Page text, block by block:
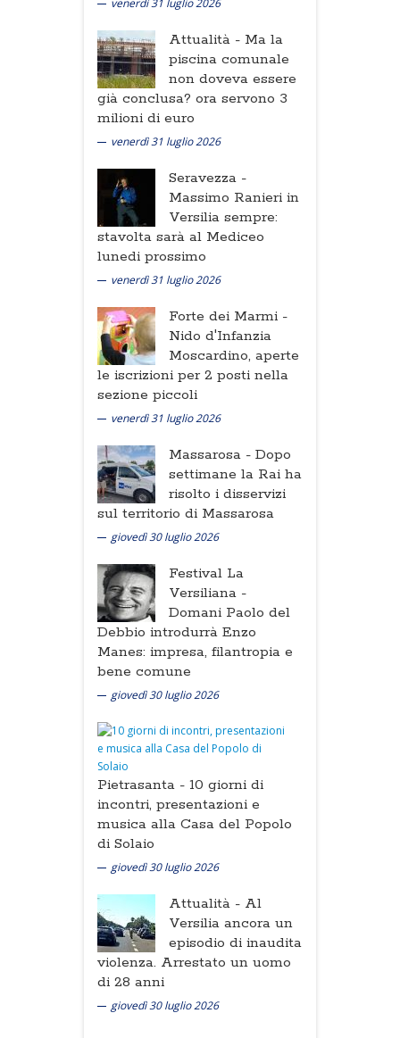
venerdì 31 luglio 2026
Attualità - Ma la
piscina comunale
non doveva essere
già conclusa? ora servono 3
milioni di euro
venerdì 31 luglio 2026
Seravezza -
Massimo Ranieri in
Versilia sempre:
stavolta sarà al Mediceo
lunedi prossimo
venerdì 31 luglio 2026
Forte dei Marmi -
Nido d'Infanzia
Moscardino, aperte
le iscrizioni per 2 posti nella
sezione piccoli
venerdì 31 luglio 2026
Massarosa - Dopo
settimane la Rai ha
risolto i disservizi
sul territorio di Massarosa
giovedì 30 luglio 2026
Festival La
Versiliana -
Domani Paolo del
Debbio introdurrà Enzo
Manes: impresa, filantropia e
bene comune
giovedì 30 luglio 2026
Pietrasanta - 10 giorni di
incontri, presentazioni e
musica alla Casa del Popolo
di Solaio
giovedì 30 luglio 2026
Attualità - Al
Versilia ancora un
episodio di inaudita
violenza. Arrestato un uomo
di 28 anni
giovedì 30 luglio 2026